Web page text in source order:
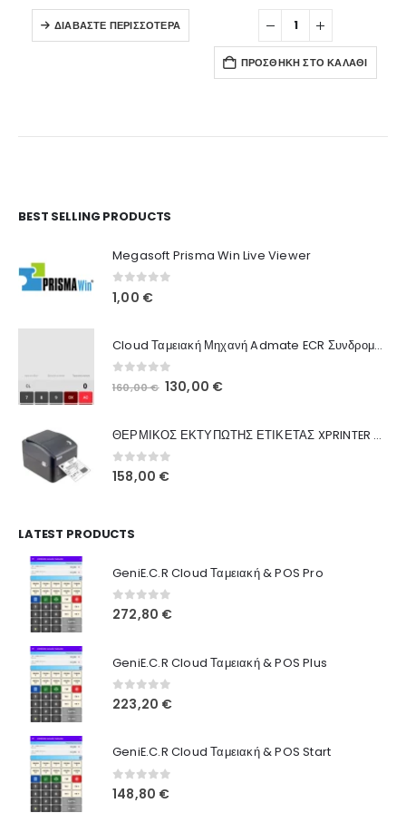
ΔΙΑΒΆΣΤΕ ΠΕΡΙΣΣΌΤΕΡΑ
ΠΡΟΣΘΉΚΗ ΣΤΟ ΚΑΛΆΘΙ
BEST SELLING PRODUCTS
Megasoft Prisma Win Live Viewer
0 out of 5
1,00 €
Cloud Ταμειακή Μηχανή Admate ECR Συνδρομή 12 μηνών
out of 5
160,00€ Original
160,00 €.
130,00 €Η
είναι:
ΘΕΡΜΙΚΟΣ ΕΚΤΥΠΩΤΗΣ ΕΤΙΚΕΤΑΣ XPRINTER XP-420B
0out of 5
158,00 €
LATEST PRODUCTS
GeniE.C.R Cloud Ταμειακή & POS Pro
0out of 5
272,80 €
GeniE.C.R Cloud Ταμειακή & POS Plus
0out of 5
223,20 €
GeniE.C.R Cloud Ταμειακή & POS Start
0out of 5
148,80 €
Ο Λογαριασμός μου
Στοιχεία λογαριασμού
Παραγγελίες
Πληροφορίες Καταστήματος
Ποιοι Είμαστε
Γιατί Εμάς
Blog
Όροι Χρήσης
Τρόποι Αγοράς
Τρόποι Πληρωμής
Τρόποι Αποστολής
Ασφάλεια Πληρωμών
© INTEPROF 2025